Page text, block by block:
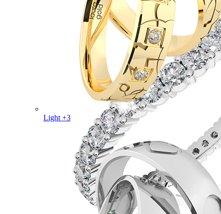
Light +3